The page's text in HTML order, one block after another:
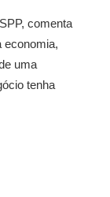
comenta
economia,
uma
tenha